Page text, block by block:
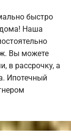
быстро
дома! Наша
Вы можете
в рассрочку, а
Ипотечный